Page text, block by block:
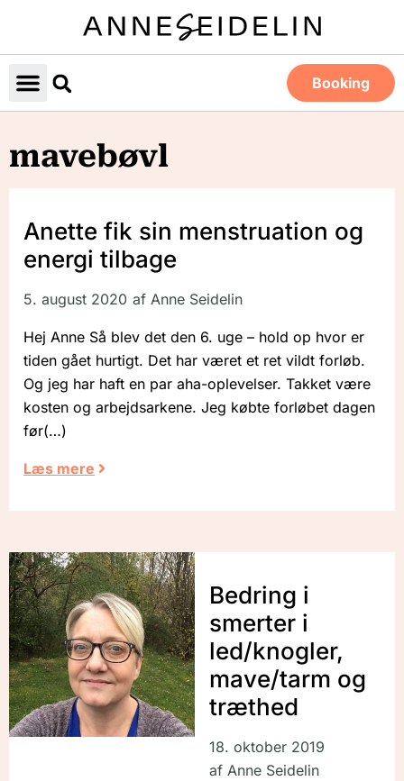
Booking
mavebøvl
Anette fik sin menstruation og
energi tilbage
5. august 2020 af Anne Seidelin
Hej Anne Så blev det den 6. uge – hold op hvor er
tiden gået hurtigt. Det har været et ret vildt forløb.
Og jeg har haft en par aha-oplevelser. Takket være
kosten og arbejdsarkene. Jeg købte forløbet dagen
før
Læs mere
Bedring i
smerter i
led/knogler,
mave/tarm og
træthed
18. oktober 2019
afAnne Seidelin